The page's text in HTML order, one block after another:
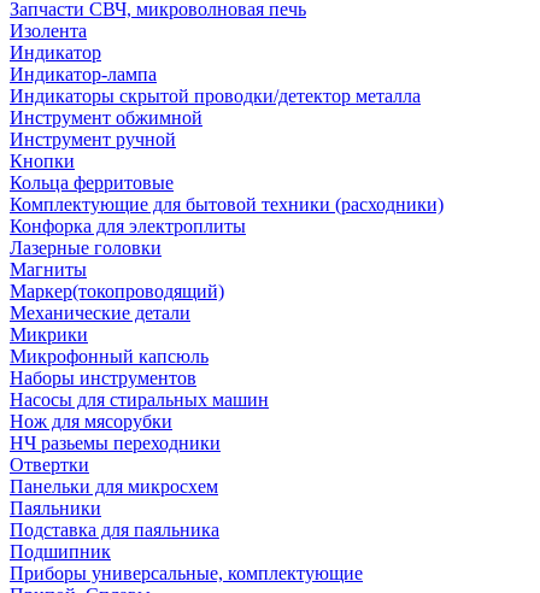
Запчасти СВЧ, микроволновая печь
Изолента
Индикатор
Индикатор-лампа
Индикаторы скрытой проводки/детектор металла
Инструмент обжимной
Инструмент ручной
Кнопки
Кольца ферритовые
Комплектующие для бытовой техники (расходники)
Конфорка для электроплиты
Лазерные головки
Магниты
Маркер(токопроводящий)
Механические детали
Микрики
Микрофонный капсюль
Наборы инструментов
Насосы для стиральных машин
Нож для мясорубки
НЧ разьемы переходники
Отвертки
Панельки для микросхем
Паяльники
Подставка для паяльника
Подшипник
Приборы универсальные, комплектующие